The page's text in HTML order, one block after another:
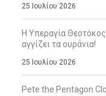
25 Ιουλίου 2026
Η Υπεραγία
αγγίζει τα ουράνια!
25 Ιουλίου 2026
Pete the Pentagon